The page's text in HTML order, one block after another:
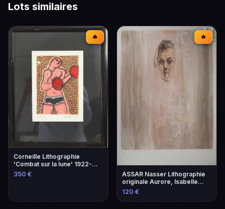
Lots similaires
🔥
Corneille Lithographie
'Combat sur la lune' 1922-
2010
350 €
🔥
ASSAR Nasser Lithographie
originale Aurore, Isabelle
1979
120 €